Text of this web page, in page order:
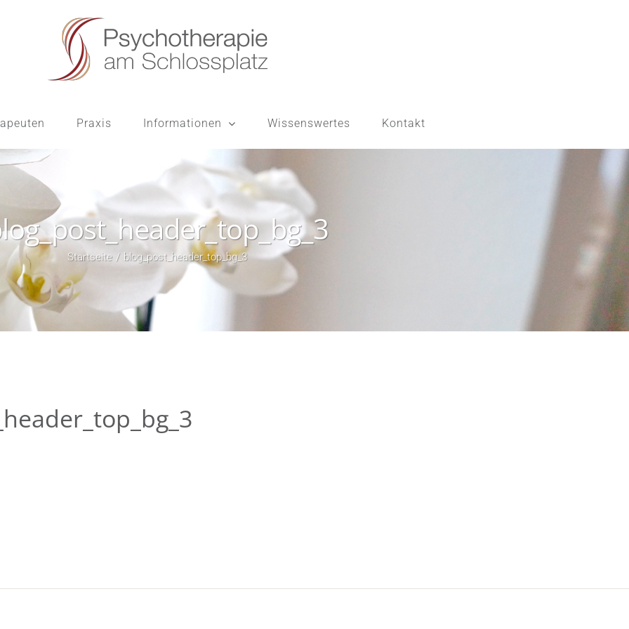
Praxis Informationen Wissenswertes Kontakt
Startseite blog_post_header_top_bg_3